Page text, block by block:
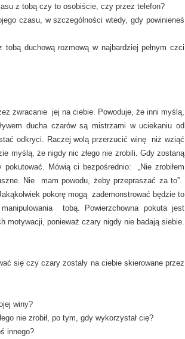
z tobą czy to osobiście, czy przez telefon?
czasu, w szczególności wtedy, gdy powinieneś
duchową rozmową w najbardziej pełnym czci
zwracanie jej na ciebie. Powoduje, że inni myślą,
ducha czarów są mistrzami w uciekaniu od
odkryci. Raczej wolą przerzucić winę niż wziąć
myślą, że nigdy nic złego nie zrobili. Gdy zostaną
Mówią ci bezpośrednio: „Nie zrobiłem
Nie mam powodu, żeby przepraszać za to”.
pokorę mogą zademonstrować będzie to
tobą. Powierzchowna pokuta jest
motywacji, ponieważ czary nigdy nie badają siebie.
się czy czary zostały na ciebie skierowane przez
winy?
nie zrobił, po tym, gdy wykorzystał cię?
innego?